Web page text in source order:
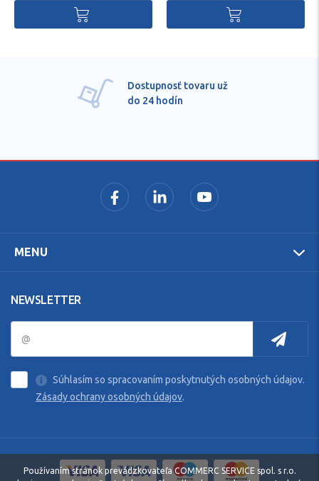
Dostupnosť tovaru už
do 24 hodín
MENU
NEWSLETTER
Súhlasím so spracovaním poskytnutých osobných údajov.
Zásady ochrany osobných údajov.
Používaním stránok prevádzkovateľa COMMERC SERVICE spol. s r.o.